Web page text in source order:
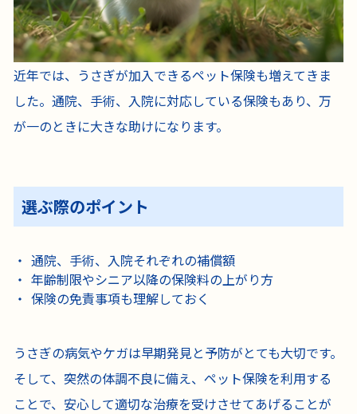
近年では、うさぎが加入できるペット保険も増えてきま
した。通院、手術、入院に対応している保険もあり、万
が一のときに大きな助けになります。
選ぶ際のポイント
通院、手術、入院それぞれの補償額
年齢制限やシニア以降の保険料の上がり方
保険の免責事項も理解しておく
うさぎの病気やケガは早期発見と予防がとても大切です。
そして、突然の体調不良に備え、ペット保険を利用する
ことで、安心して適切な治療を受けさせてあげることが